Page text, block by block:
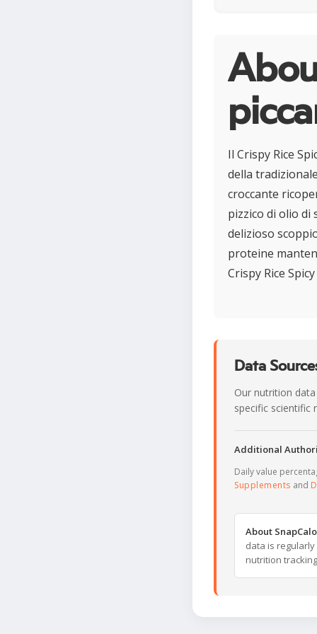
Il Crispy Rice
della
croccante
pizzico di olio di
delizioso
proteine
Crispy Rice
Data
Our nutrition
specific scientific
Additional
Daily value
Supplements and
About
data is
nutrition